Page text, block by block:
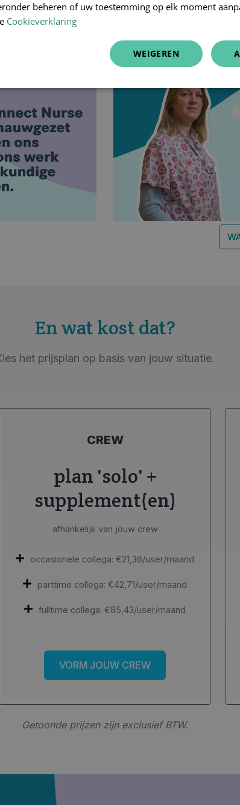
software voor thuisverpleging in de praktijk.
En wat kost dat?
het prijsplan op basis van jouw situatie.
CREW
plan 'solo' +
supplement(en)
afhankelijk van jouw crew
occasionele collega: €21,36/user/maand
parttime collega: €42,71/user/maand
fulltime collega: €85,43/user/maand
VORM JOUW CREW
Getoonde prijzen zijn exclusief BTW.
beheren of uw toestemming op elk moment
Cookieverklaring
WEIGEREN